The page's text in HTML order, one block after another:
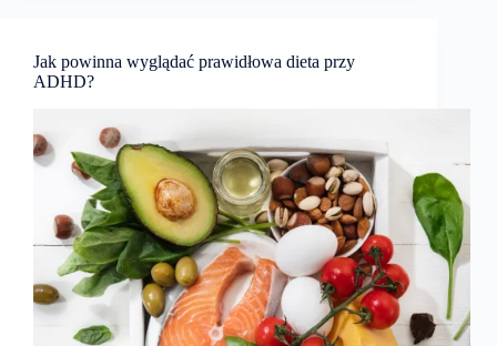
Jak powinna wyglądać prawidłowa dieta przy
ADHD?